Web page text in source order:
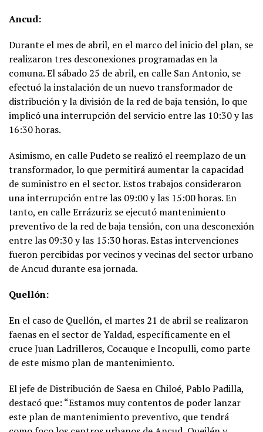
Ancud:
Durante el mes de abril, en el marco del inicio del plan, se
realizaron tres desconexiones programadas en la
comuna. El sábado 25 de abril, en calle San Antonio, se
efectuó la instalación de un nuevo transformador de
distribución y la división de la red de baja tensión, lo que
implicó una interrupción del servicio entre las 10:30 y las
16:30 horas.
Asimismo, en calle Pudeto se realizó el reemplazo de un
transformador, lo que permitirá aumentar la capacidad
de suministro en el sector. Estos trabajos consideraron
una interrupción entre las 09:00 y las 15:00 horas. En
tanto, en calle Errázuriz se ejecutó mantenimiento
preventivo de la red de baja tensión, con una desconexión
entre las 09:30 y las 15:30 horas. Estas intervenciones
fueron percibidas por vecinos y vecinas del sector urbano
de Ancud durante esa jornada.
Quellón:
En el caso de Quellón, el martes 21 de abril se realizaron
faenas en el sector de Yaldad, específicamente en el
cruce Juan Ladrilleros, Cocauque e Incopulli, como parte
de este mismo plan de mantenimiento.
El jefe de Distribución de Saesa en Chiloé, Pablo Padilla,
destacó que: “Estamos muy contentos de poder lanzar
este plan de mantenimiento preventivo, que tendrá